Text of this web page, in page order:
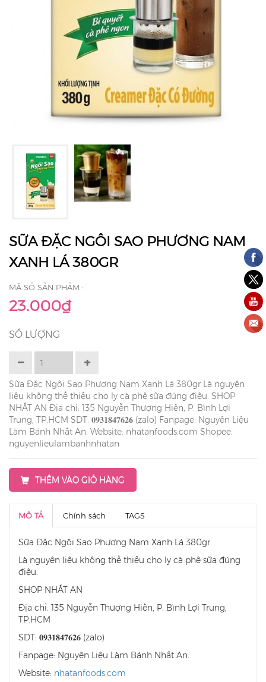
SỮA ĐẶC NGÔI SAO PHƯƠNG NAM
XANH LÁ 380GR
MÃ SỐ SẢN PHẨM :
23.000₫
SỐ LƯỢNG
Sữa Đặc Ngôi Sao Phương Nam Xanh Lá 380gr Là nguyên
liệu không thể thiếu cho ly cà phê sữa đúng điệu. SHOP
NHẤT AN Địa chỉ: 135 Nguyễn Thượng Hiền, P. Bình Lợi
Trung, TP.HCM SDT: 𝟎𝟗𝟑𝟏𝟖𝟒𝟕𝟔𝟐𝟔 (zalo) Fanpage: Nguyên Liệu
Làm Bánh Nhất An. Website: nhatanfoods.com Shopee:
nguyenlieulambanhnhatan
THÊM VÀO GIỎ HÀNG
MÔ TẢ Chính sách TAGS
Sữa Đặc Ngôi Sao Phương Nam Xanh Lá 380gr
Là nguyên liệu không thể thiếu cho ly cà phê sữa đúng
điệu.
SHOP NHẤT AN
Địa chỉ: 135 Nguyễn Thượng Hiền, P. Bình Lợi Trung,
TP.HCM
SDT: 𝟎𝟗𝟑𝟏𝟖𝟒𝟕𝟔𝟐𝟔 (zalo)
Fanpage: Nguyên Liệu Làm Bánh Nhất An.
Website: nhatanfoods.com